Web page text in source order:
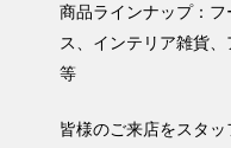
商品ラインナップ：
ス、インテリア雑貨
等
皆様のご来店をスタッ